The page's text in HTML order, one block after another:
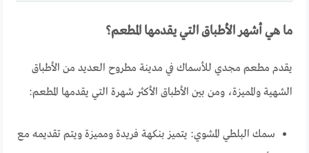
ما هي أشهر الأطباق التي يقدمها المطعم؟
يقدم مطعم مجدي للأسماك في مدينة مطروح العديد من الأطباق
الشهية والمميزة، ومن بين الأطباق الأكثر شهرة التي يقدمها المطعم:
سمك البلطي المشوي: يتميز بنكهة فريدة ومميزة ويتم تقديمه مع